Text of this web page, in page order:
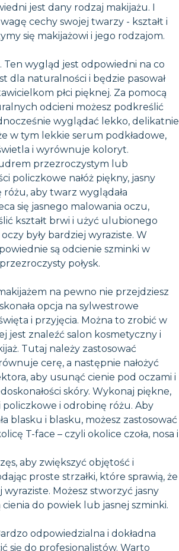
jest dany rodzaj makijażu. I
cechy swojej twarzy - kształt i
się makijażowi i jego rodzajom.
Ten wygląd jest odpowiedni na co
dla naturalności i będzie pasował
płci pięknej. Za pomocą
odcieni możesz podkreślić
wyglądać lekko, delikatnie
w tym lekkie serum podkładowe,
i wyrównuje koloryt.
przezroczystym lub
policzkowe nałóż piękny, jasny
aby twarz wyglądała
się jasnego malowania oczu,
kształt brwi i użyć ulubionego
były bardziej wyraziste. W
są odcienie szminki w
połysk.
na pewno nie przejdziesz
opcja na sylwestrowe
i przyjęcia. Można to zrobić w
jest znaleźć salon kosmetyczny i
Tutaj należy zastosować
cerę, a następnie nałożyć
aby usunąć cienie pod oczami i
skóry. Wykonaj piękne,
i odrobinę różu. Aby
blasku i blasku, możesz zastosować
T-face – czyli okolice czoła, nosa i
aby zwiększyć objętość i
proste strzałki, które sprawią, że
Możesz stworzyć jasny
do powiek lub jasnej szminki.
odpowiedzialna i dokładna
się do profesjonalistów. Warto